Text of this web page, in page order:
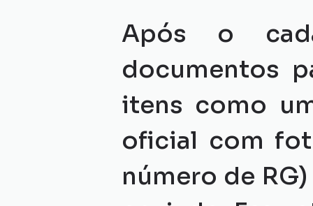
Após o
documentos
itens como
oficial com
número de